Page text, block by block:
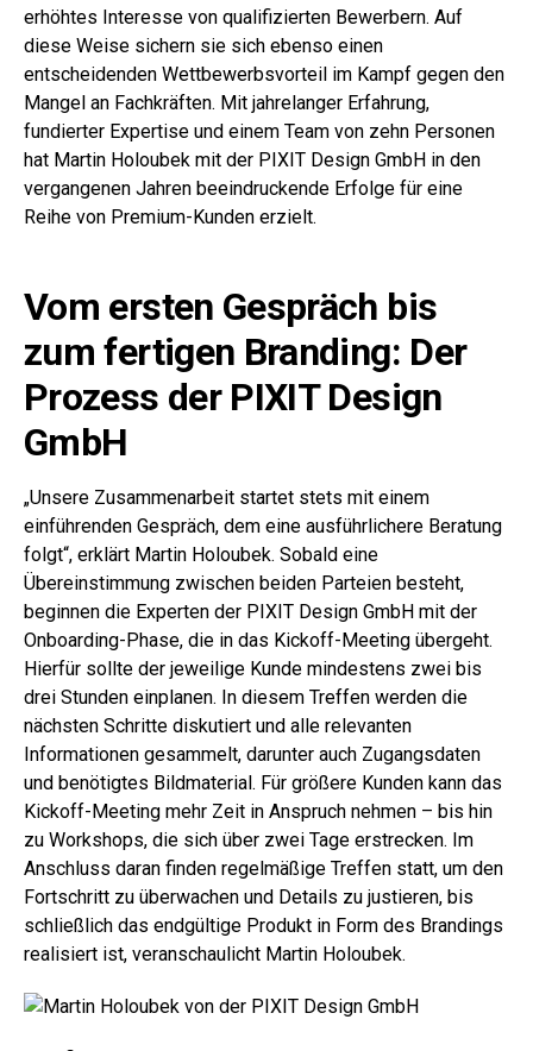
erhöhtes Interesse von qualifizierten Bewerbern. Auf
diese Weise sichern sie sich ebenso einen
entscheidenden Wettbewerbsvorteil im Kampf gegen den
Mangel an Fachkräften. Mit jahrelanger Erfahrung,
fundierter Expertise und einem Team von zehn Personen
hat Martin Holoubek mit der PIXIT Design GmbH in den
vergangenen Jahren beeindruckende Erfolge für eine
Reihe von Premium-Kunden erzielt.
Vom ersten Gespräch bis
zum fertigen Branding: Der
Prozess der PIXIT Design
GmbH
„Unsere Zusammenarbeit startet stets mit einem
einführenden Gespräch, dem eine ausführlichere Beratung
folgt“, erklärt Martin Holoubek. Sobald eine
Übereinstimmung zwischen beiden Parteien besteht,
beginnen die Experten der PIXIT Design GmbH mit der
Onboarding-Phase, die in das Kickoff-Meeting übergeht.
Hierfür sollte der jeweilige Kunde mindestens zwei bis
drei Stunden einplanen. In diesem Treffen werden die
nächsten Schritte diskutiert und alle relevanten
Informationen gesammelt, darunter auch Zugangsdaten
und benötigtes Bildmaterial. Für größere Kunden kann das
Kickoff-Meeting mehr Zeit in Anspruch nehmen – bis hin
zu Workshops, die sich über zwei Tage erstrecken. Im
Anschluss daran finden regelmäßige Treffen statt, um den
Fortschritt zu überwachen und Details zu justieren, bis
schließlich das endgültige Produkt in Form des Brandings
realisiert ist, veranschaulicht Martin Holoubek.